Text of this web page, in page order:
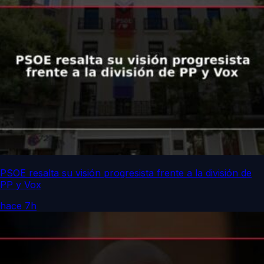
PSOE resalta su visión progresista frente a la división de
PP y Vox
hace 7h